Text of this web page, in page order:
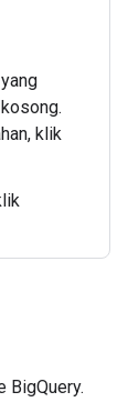
klik
BigQuery.